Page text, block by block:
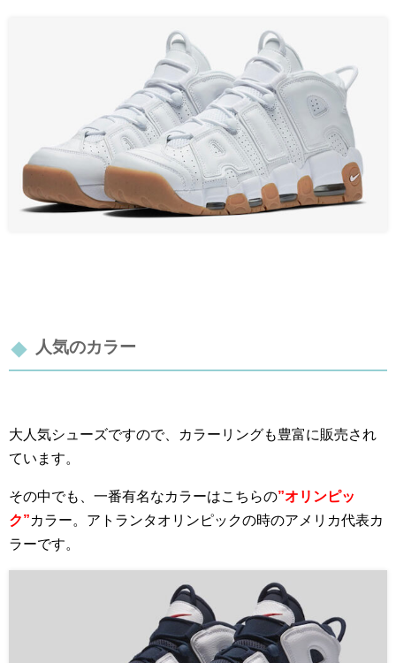
人気のカラー
大人気シューズですので、カラーリングも豊富に販売され
ています。
その中でも、一番有名なカラーはこちらの”オリンピッ
ク”カラー。アトランタオリンピックの時のアメリカ代表カ
ラーです。